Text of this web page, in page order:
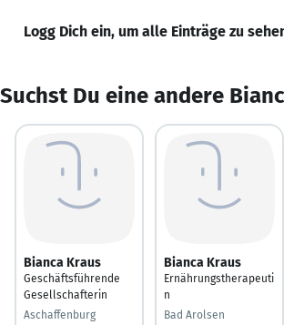
Logg Dich ein, um alle Einträge zu
Suchst Du eine andere
Bianca Kraus
Geschäftsführende
Gesellschafterin
Aschaffenburg
Bianca Kraus
Ernährungstherapeuti
n
Bad Arolsen